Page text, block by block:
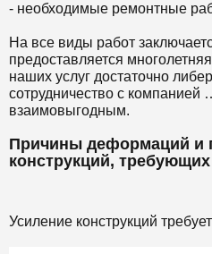
- необходимые ремонтные
На все виды работ
предоставляется
наших услуг достаточно
сотрудничество с компанией
взаимовыгодным.
Причины деформаций и
конструкций,
Усиление конструкций